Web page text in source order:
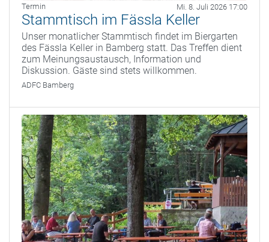
Termin Mi. 8. Juli 2026 17:00
Stammtisch im Fässla Keller
Unser monatlicher Stammtisch findet im Biergarten
des Fässla Keller in Bamberg statt. Das Treffen dient
zum Meinungsaustausch, Information und
Diskussion. Gäste sind stets willkommen.
ADFC Bamberg